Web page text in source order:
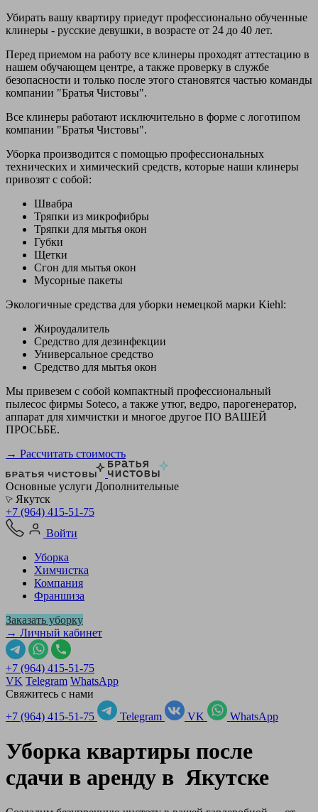
Убирать вашу квартиру приедут профессионально обученные
клинеры - русские девушки, в возрасте от 24 до 40 лет.
Перед приемом на работу все клинеры проходят аттестацию в
нашем обучающем центре, а также проверку в службе
безопасности и только после этого становятся частью команды
компании "Братья Чистовы".
Все клинеры работают исключительно в форме с логотипом
компании "Братья Чистовы".
Уборка производится с помощью профессиональных
технических и химический средств, которые наши клинеры
привозят с собой:
Швабра
Тряпки из микрофибры
Тряпки для мытья окон
Губки
Щетки
Сгон для мытья окон
Мусорные пакеты
Экологичные средства для уборки немецкой марки Kiehl:
Жироудалитель
Средство для дезинфекции
Универсальное средство
Средство для мытья окон
Мы привезем с собой компактный профессиональный
пылесос фирмы Soteco, а также утюг, ведро, парогенератор,
аппарат для химчистки и многое другое ПО ВАШЕЙ
ПРОСЬБЕ.
→ Рассчитать стоимость
Основные услуги Дополнительные
Якутск
+7 (964) 415-51-75
Войти
Уборка
Химчистка
Компания
Франшиза
Заказать уборку
→ Личный кабинет
+7 (964) 415-51-75
VK Telegram WhatsApp
Свяжитесь с нами
+7 (964) 415-51-75
Telegram VK WhatsApp
Уборка квартиры после
сдачи в аренду в Якутске